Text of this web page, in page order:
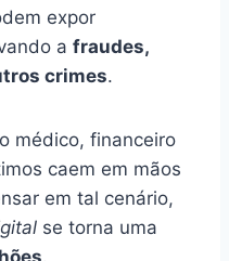
expor
a fraudes,
crimes.
médico, financeiro
caem em mãos
em tal cenário,
se torna uma
.